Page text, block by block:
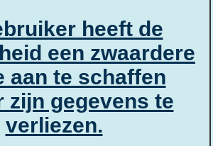
heeft de
een zwaardere
aan te schaffen
zijn gegevens te
verliezen.